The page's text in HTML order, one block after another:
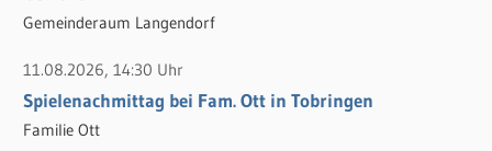
Gemeinderaum Langendorf
11.08.2026, 14:30 Uhr
Spielenachmittag bei Fam. Ott in Tobringen
Familie Ott